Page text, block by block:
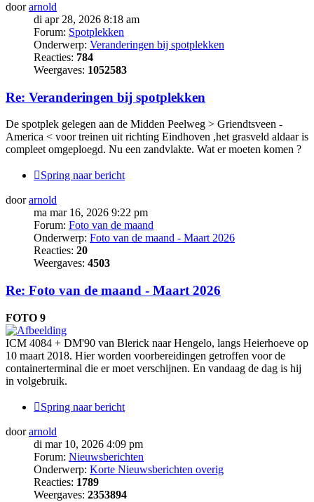
doorarnold
di apr 28, 2026 8:18 am
Forum: Spotplekken
Onderwerp: Veranderingen bij spotplekken
Reacties: 784
Weergaves: 1052583
Re: Veranderingen bij spotplekken
De spotplek gelegen aan de Midden Peelweg > Griendtsveen -
America < voor treinen uit richting Eindhoven ,het grasveld aldaar is
compleet omgeploegd. Nu een zandvlakte. Wat er moeten komen ?
Spring naar bericht
doorarnold
ma mar 16, 2026 9:22 pm
Forum: Foto van de maand
Onderwerp: Foto van de maand - Maart 2026
Reacties: 20
Weergaves: 4503
Re: Foto van de maand - Maart 2026
FOTO 9
ICM 4084 + DM'90 van Blerick naar Hengelo, langs Heierhoeve op
10 maart 2018. Hier worden voorbereidingen getroffen voor de
containerterminal die er moet verschijnen. En vandaag de dag is hij
in volgebruik.
Spring naar bericht
doorarnold
di mar 10, 2026 4:09 pm
Forum: Nieuwsberichten
Onderwerp: Korte Nieuwsberichten overig
Reacties: 1789
Weergaves: 2353894